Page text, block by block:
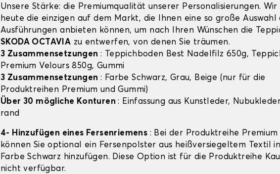
Unsere Stärke: die Premiumqualität unserer Personalisierungen. Wir
heute die einzigen auf dem Markt, die Ihnen eine so große Auswahl
Ausführungen anbieten können, um nach Ihren Wünschen die
SKODA OCTAVIA zu entwerfen, von denen Sie träumen.
3 Zusammensetzungen : Teppichboden Best Nadelfilz 650g,
Premium Velours 850g, Gummi
3 Zusammensetzungen : Farbe Schwarz, Grau, Beige (nur für die
Produktreihen Premium und Gummi)
Über 30 mögliche Konturen: Einfassung aus Kunstleder,
rand
4- Hinzufügen eines Fersenriemens : Bei der Produktreihe Premium
können Sie optional ein Fersenpolster aus heißversiegeltem Textil
Farbe Schwarz hinzufügen. Diese Option ist für die Produktreihe
nicht verfügbar.